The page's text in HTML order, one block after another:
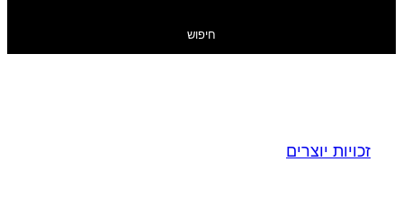
חיפוש
זכויות יוצרים